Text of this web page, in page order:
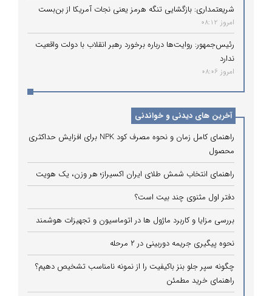
شریعتمداری: بازگشایی تنگه هرمز یعنی نجات آمریکا از بن‌بست
امروز 08:12
رئیس‌جمهور: روایت‌ها درباره برخورد رهبر انقلاب با دولت واقعیت
ندارد
امروز 08:06
آخرین های دیدنی و خواندنی
راهنمای کامل زمان و نحوه مصرف کود NPK برای افزایش حداکثری
محصول
راهنمای انتخاب شمش طلای ایران اکسیراز؛ هر وزن، یک هویت
دفتر اول مثنوی چند بیت است؟
بررسی مزایا و کاربرد ماژول ها در اتوماسیون و تجهیزات هوشمند
نحوه پیگیری جریمه دوربینی در ۲ مرحله
چگونه سپر جلو بنز باکیفیت را از نمونه نامناسب تشخیص دهیم؟
راهنمای خرید مطمئن